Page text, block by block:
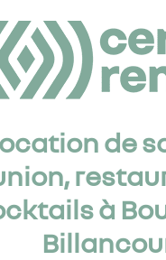
de
à